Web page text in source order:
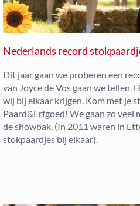
Nederlands record
Dit jaar gaan we proberen een
van Joyce de Vos gaan we tellen.
wij bij elkaar krijgen. Kom met je
Paard&Erfgoed! We gaan zo
de showbak. (In 2011 waren in
stokpaardjes bij elkaar).